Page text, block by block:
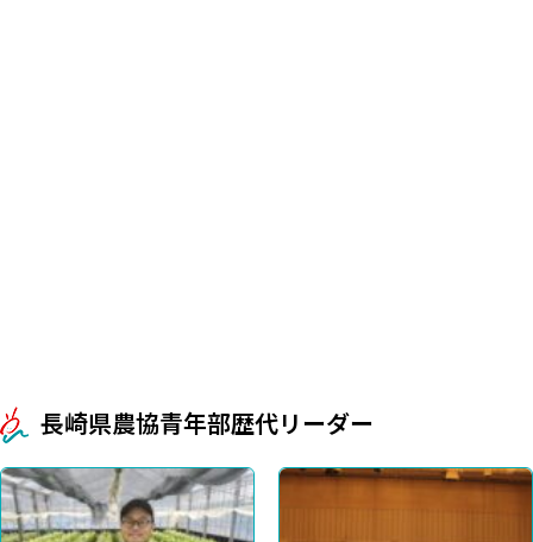
長崎県農協青年部歴代リーダー